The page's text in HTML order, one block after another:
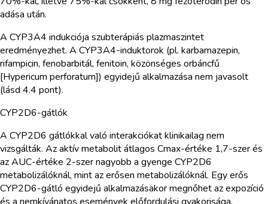
adása után.
A CYP3A4 indukciója szubterápiás plazmaszintet
eredményezhet. A CYP3A4-induktorok (pl. karbamazepin,
rifampicin, fenobarbitál, fenitoin, közönséges orbáncfű
[Hypericum perforatum]) egyidejű alkalmazása nem javasolt
(lásd 4.4 pont).
CYP2D6-gátlók
A CYP2D6 gátlókkal való interakciókat klinikailag nem
vizsgálták. Az aktív metabolit átlagos Cmax-értéke 1,7-szer és
az AUC-értéke 2-szer nagyobb a gyenge CYP2D6
metabolizálóknál, mint az erősen metabolizálóknál. Egy erős
CYP2D6-gátló egyidejű alkalmazásakor megnőhet az expozíció
és a nemkívánatos események előfordulási gyakorisága.